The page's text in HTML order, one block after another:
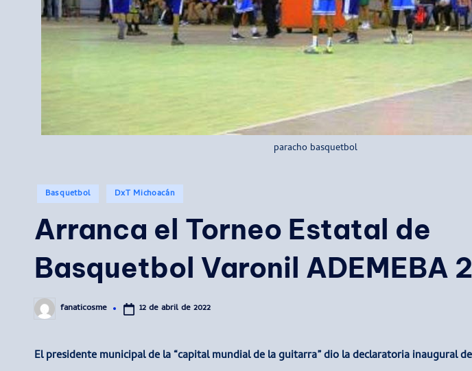
paracho basquetbol
Publicado
en
Basquetbol DxT Michoacán
Arranca el Torneo Estatal de
Basquetbol Varonil ADEMEBA
Publicado
por
fanaticosme 12 de abril de 2022
El presidente municipal de la “capital mundial de la guitarra” dio la declaratoria inaugural